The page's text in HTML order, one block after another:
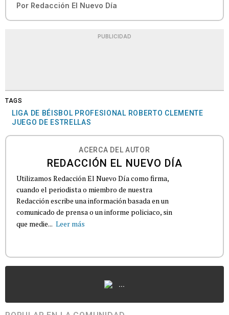
Por Redacción El Nuevo Día
PUBLICIDAD
TAGS
LIGA DE BÉISBOL PROFESIONAL ROBERTO CLEMENTE
JUEGO DE ESTRELLAS
ACERCA DEL AUTOR
REDACCIÓN EL NUEVO DÍA
Utilizamos Redacción El Nuevo Día como firma,
cuando el periodista o miembro de nuestra
Redacción escribe una información basada en un
comunicado de prensa o un informe policiaco, sin
que medie... Leer más
...